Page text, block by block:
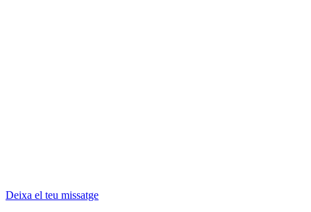
Deixa el teu missatge